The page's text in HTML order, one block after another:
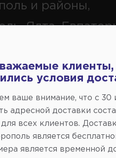
и районы,
Ялта,
Саки,
Старый Крым,
проезда
клиенты,
условия
ваше внимание, что c 30
адресной доставки
для всех клиентов.
является
является временной